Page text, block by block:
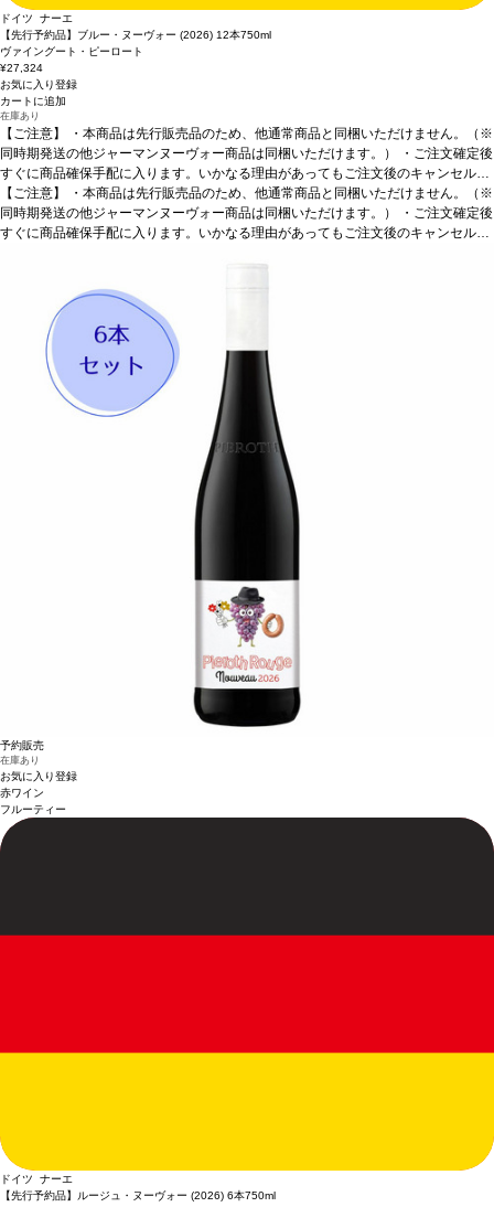
ドイツ ナーエ
【先行予約品】ブルー・ヌーヴォー (2026) 12本750ml
ヴァイングート・ピーロート
¥27,324
お気に入り登録
カートに追加
在庫あり
【ご注意】
・本商品は先行販売品のため、他通常商品と同梱いただけません。（※
同時期発送の他ジャーマンヌーヴォー商品は同梱いただけます。） ・ご注文確定後
すぐに商品確保手配に入ります。いかなる理由があってもご注文後のキャンセルは
承っておりません。 ・手配完了後、システム設定上ご注文手配完了の通知が送付さ
れますが、出荷は配送予定日に準じます。 ・お届けは12月中旬頃を予定しており
ます。 ・お届け先1件につき送料1,760円を頂戴いたします。 ・値引きクーポンは
【ご注意】
・本商品は先行販売品のため、他通常商品と同梱いただけません。（※
同時期発送の他ジャーマンヌーヴォー商品は同梱いただけます。） ・ご注文確定後
すぐに商品確保手配に入ります。いかなる理由があってもご注文後のキャンセルは
ます。 ・お届け先1件につき送料1,760円を頂戴いたします。 ・値引きクーポンは
ご利用いただけません。 ・クール便発送はお選びいただけません。
予約販売
在庫あり
お気に入り登録
赤ワイン
フルーティー
ドイツ ナーエ
【先行予約品】ルージュ・ヌーヴォー (2026) 6本750ml